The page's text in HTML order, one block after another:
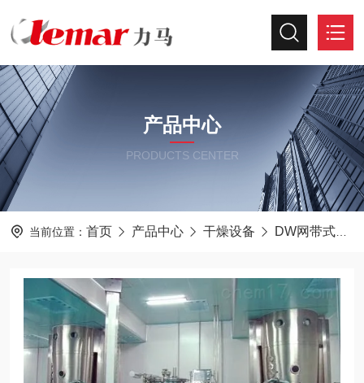
产品中心
PRODUCTS CENTER
当前位置： 首页 产品中心 干燥设备 DW网带式干燥机